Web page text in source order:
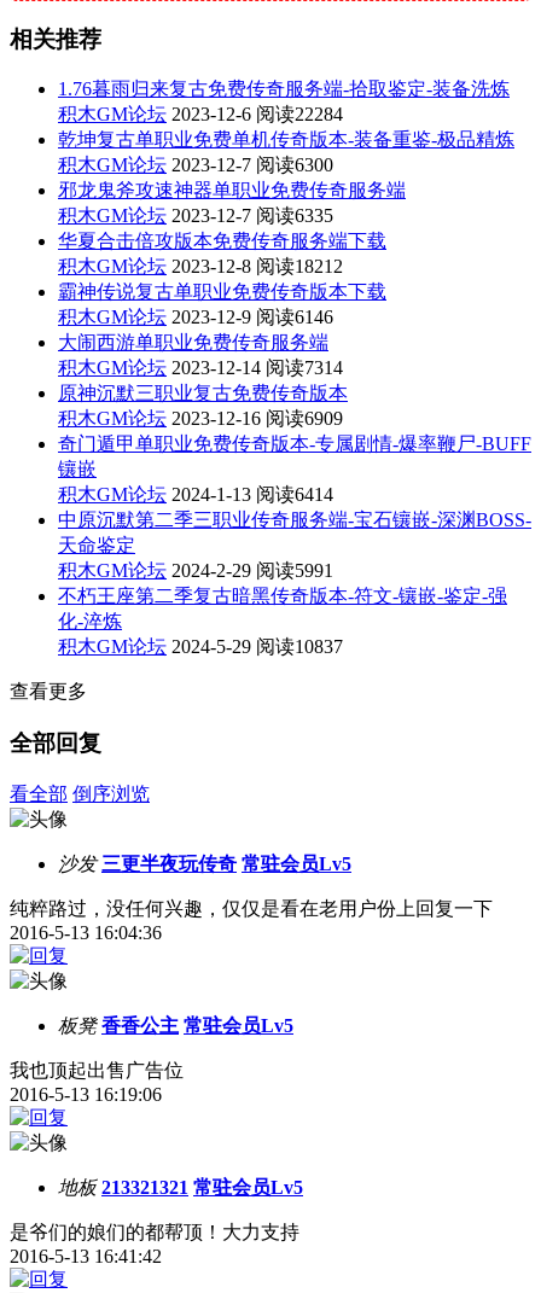
相关推荐
1.76暮雨归来复古免费传奇服务端-拾取鉴定-装备洗炼
积木GM论坛 2023-12-6 阅读22284
乾坤复古单职业免费单机传奇版本-装备重鉴-极品精炼
积木GM论坛 2023-12-7 阅读6300
邪龙鬼斧攻速神器单职业免费传奇服务端
积木GM论坛 2023-12-7 阅读6335
华夏合击倍攻版本免费传奇服务端下载
积木GM论坛 2023-12-8 阅读18212
霸神传说复古单职业免费传奇版本下载
积木GM论坛 2023-12-9 阅读6146
大闹西游单职业免费传奇服务端
积木GM论坛 2023-12-14 阅读7314
原神沉默三职业复古免费传奇版本
积木GM论坛 2023-12-16 阅读6909
奇门遁甲单职业免费传奇版本-专属剧情-爆率鞭尸-BUFF
镶嵌
积木GM论坛 2024-1-13 阅读6414
中原沉默第二季三职业传奇服务端-宝石镶嵌-深渊BOSS-
天命鉴定
积木GM论坛 2024-2-29 阅读5991
不朽王座第二季复古暗黑传奇版本-符文-镶嵌-鉴定-强
化-淬炼
积木GM论坛 2024-5-29 阅读10837
查看更多
全部回复
看全部 倒序浏览
沙发 三更半夜玩传奇 常驻会员Lv5
纯粹路过，没任何兴趣，仅仅是看在老用户份上回复一下
2016-5-13 16:04:36
板凳 香香公主 常驻会员Lv5
我也顶起出售广告位
2016-5-13 16:19:06
地板 213321321 常驻会员Lv5
是爷们的娘们的都帮顶！大力支持
2016-5-13 16:41:42